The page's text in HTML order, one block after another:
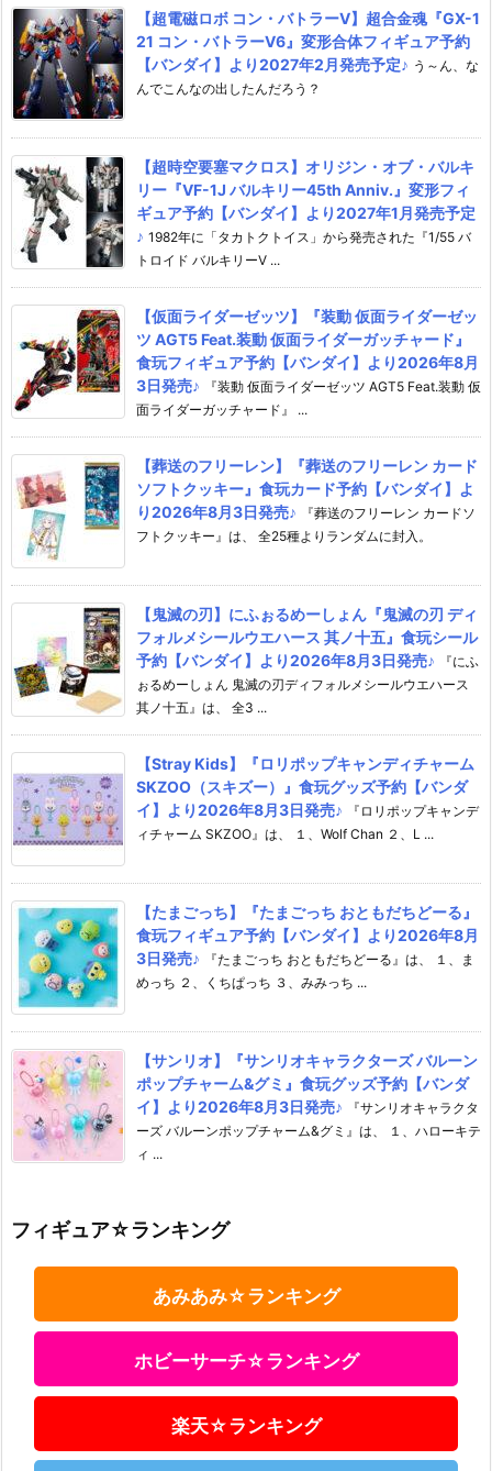
【超電磁ロボ コン・バトラーV】超合金魂『GX-1
21 コン・バトラーV6』変形合体フィギュア予約
【バンダイ】より2027年2月発売予定♪ う～ん、な
んでこんなの出したんだろう？
【超時空要塞マクロス】オリジン・オブ・バルキ
リー『VF-1J バルキリー45th Anniv.』変形フィ
ギュア予約【バンダイ】より2027年1月発売予定
♪ 1982年に「タカトクトイス」から発売された『1/55 バ
トロイド バルキリーV ...
【仮面ライダーゼッツ】『装動 仮面ライダーゼッ
ツ AGT5 Feat.装動 仮面ライダーガッチャード』
食玩フィギュア予約【バンダイ】より2026年8月
3日発売♪
『装動 仮面ライダーゼッツ AGT5 Feat.装動 仮
面ライダーガッチャード』 ...
【葬送のフリーレン】『葬送のフリーレン カード
ソフトクッキー』食玩カード予約【バンダイ】よ
り2026年8月3日発売♪
『葬送のフリーレン カードソ
フトクッキー』は、 全25種よりランダムに封入。
【鬼滅の刃】にふぉるめーしょん『鬼滅の刃 ディ
フォルメシールウエハース 其ノ十五』食玩シール
予約【バンダイ】より2026年8月3日発売♪
『にふ
ぉるめーしょん 鬼滅の刃ディフォルメシールウエハース
其ノ十五』は、 全3 ...
【Stray Kids】『ロリポップキャンディチャーム
SKZOO（スキズー）』食玩グッズ予約【バンダ
イ】より2026年8月3日発売♪
『ロリポップキャンデ
ィチャーム SKZOO』は、 １、Wolf Chan ２、L ...
【たまごっち】『たまごっち おともだちどーる』
食玩フィギュア予約【バンダイ】より2026年8月
3日発売♪
『たまごっち おともだちどーる』は、 １、ま
めっち ２、くちぱっち ３、みみっち ...
【サンリオ】『サンリオキャラクターズ バルーン
ポップチャーム&グミ』食玩グッズ予約【バンダ
イ】より2026年8月3日発売♪
『サンリオキャラクタ
ーズ バルーンポップチャーム&グミ』は、 １、ハローキテ
ィ ...
フィギュア☆ランキング
あみあみ☆ランキング
ホビーサーチ☆ランキング
楽天☆ランキング